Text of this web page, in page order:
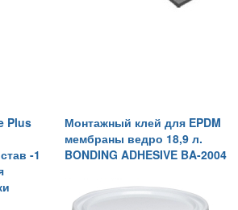
Plus
-1
Монтажный клей для EPDM
мембраны ведро 18,9 л.
BONDING ADHESIVE BA-2004